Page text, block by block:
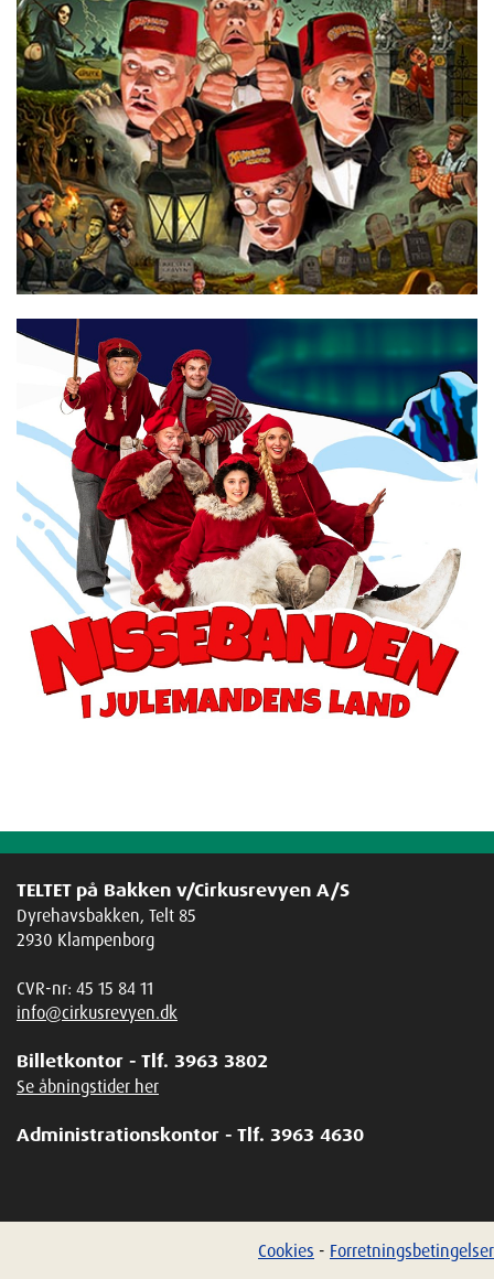
TELTET på Bakken v/Cirkusrevyen A/S
Dyrehavsbakken, Telt 85
2930 Klampenborg
CVR-nr: 45 15 84 11
info@cirkusrevyen.dk
Billetkontor - Tlf. 3963 3802
Se åbningstider her
Administrationskontor - Tlf. 3963 4630
Cookies - Forretningsbetingelser